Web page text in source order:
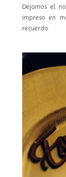
Dejamos el
impreso en
recuerdo.